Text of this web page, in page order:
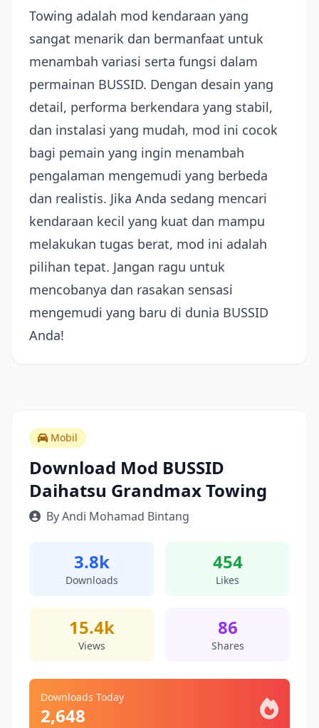
Towing adalah mod kendaraan yang
sangat menarik dan bermanfaat untuk
menambah variasi serta fungsi dalam
permainan BUSSID. Dengan desain yang
detail, performa berkendara yang stabil,
dan instalasi yang mudah, mod ini cocok
bagi pemain yang ingin menambah
pengalaman mengemudi yang berbeda
dan realistis. Jika Anda sedang mencari
kendaraan kecil yang kuat dan mampu
melakukan tugas berat, mod ini adalah
pilihan tepat. Jangan ragu untuk
mencobanya dan rasakan sensasi
mengemudi yang baru di dunia BUSSID
Anda!
Mobil
Download Mod BUSSID
Daihatsu Grandmax Towing
By Andi Mohamad Bintang
3.8k
Downloads
454
Likes
15.4k
Views
86
Shares
Downloads Today
2,648